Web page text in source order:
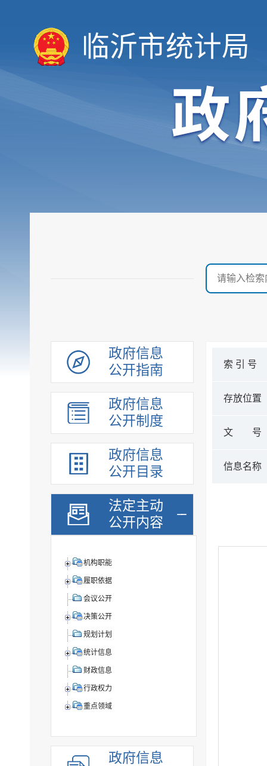
临沂市统计局
政府信息
公开指南
政府信息
公开制度
政府信息
公开目录
法定主动
公开内容
机构职能
履职依据
会议公开
决策公开
规划计划
统计信息
财政信息
行政权力
重点领域
政府信息
索 引 号
存放位置
文 号
信息名称